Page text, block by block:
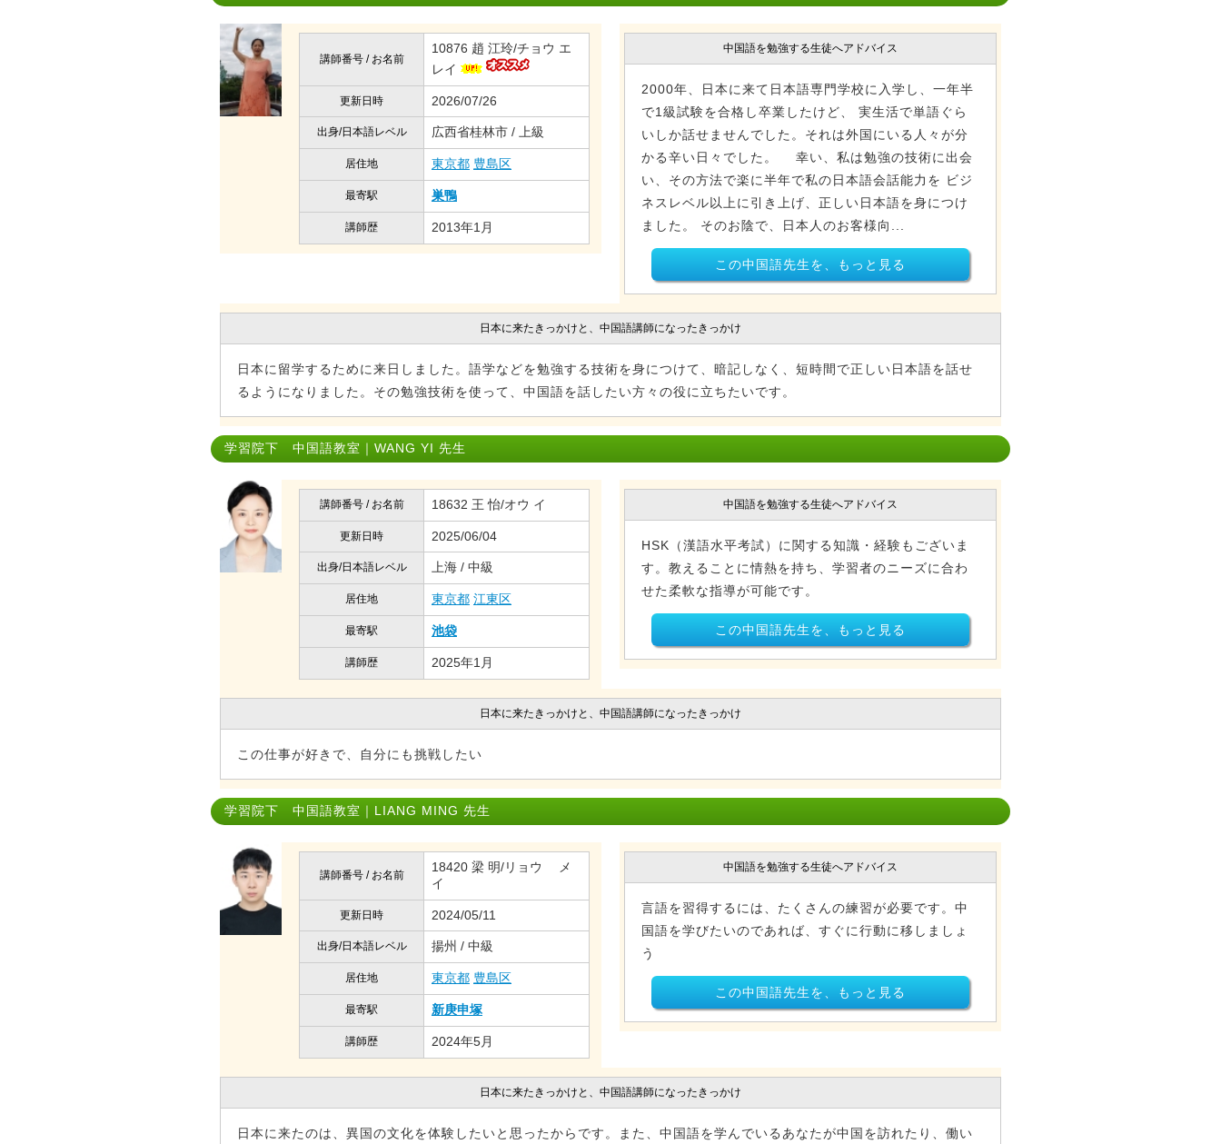
講師番号 / お名前
10876 趙 江玲/チョウ エ
レイ
更新日時 2026/07/26
出身/日本語レベル 広西省桂林市 / 上級
居住地 東京都 豊島区
最寄駅 巣鴨
講師歴 2013年1月
中国語を勉強する生徒へアドバイス
2000年、日本に来て日本語専門学校に入学し、一年半
で1級試験を合格し卒業したけど、 実生活で単語ぐら
いしか話せませんでした。それは外国にいる人々が分
かる辛い日々でした。 幸い、私は勉強の技術に出会
い、その方法で楽に半年で私の日本語会話能力を ビジ
ネスレベル以上に引き上げ、正しい日本語を身につけ
ました。 そのお陰で、日本人のお客様向...
この中国語先生を、もっと見る
日本に来たきっかけと、中国語講師になったきっかけ
日本に留学するために来日しました。語学などを勉強する技術を身につけて、暗記しなく、短時間で正しい日本語を話せ
るようになりました。その勉強技術を使って、中国語を話したい方々の役に立ちたいです。
学習院下 中国語教室｜WANG YI 先生
講師番号 / お名前 18632 王 怡/オウ イ
更新日時 2025/06/04
出身/日本語レベル 上海 / 中級
居住地 東京都 江東区
最寄駅 池袋
講師歴 2025年1月
中国語を勉強する生徒へアドバイス
HSK（漢語水平考試）に関する知識・経験もございま
す。教えることに情熱を持ち、学習者のニーズに合わ
せた柔軟な指導が可能です。
この中国語先生を、もっと見る
日本に来たきっかけと、中国語講師になったきっかけ
この仕事が好きで、自分にも挑戦したい
学習院下 中国語教室｜LIANG MING 先生
講師番号 / お名前
18420 梁 明/リョウ メ
イ
更新日時 2024/05/11
出身/日本語レベル 揚州 / 中級
居住地 東京都 豊島区
最寄駅 新庚申塚
講師歴 2024年5月
中国語を勉強する生徒へアドバイス
言語を習得するには、たくさんの練習が必要です。中
国語を学びたいのであれば、すぐに行動に移しましょ
う
この中国語先生を、もっと見る
日本に来たきっかけと、中国語講師になったきっかけ
日本に来たのは、異国の文化を体験したいと思ったからです。また、中国語を学んでいるあなたが中国を訪れたり、働い